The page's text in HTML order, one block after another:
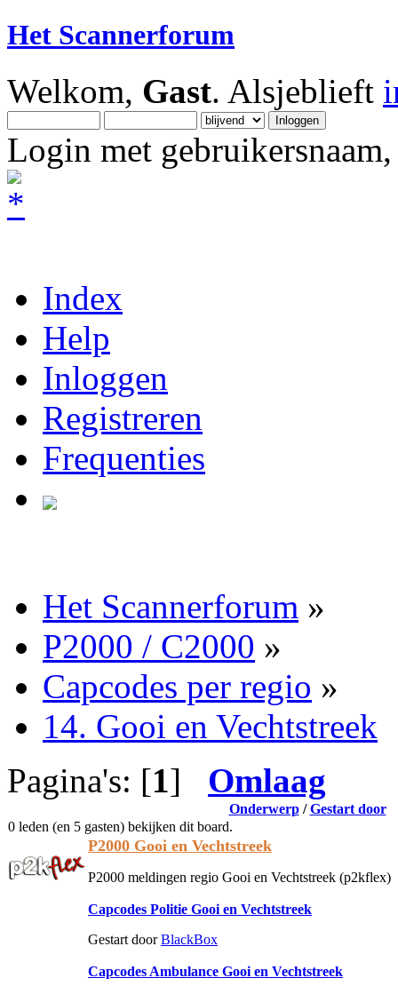
Het Scannerforum
Welkom, Gast. Alsjeblieft
Login met
Index
Help
Inloggen
Registreren
Frequenties
Het Scannerforum »
P2000 / C2000 »
Capcodes per regio »
14. Gooi en Vechtstreek
Pagina's: [1] Omlaag
Onderwerp/Gestart door
0 leden (en 5 gasten) bekijken dit board.
P2000 Gooi en Vechtstreek
P2000 meldingen regio Gooi en Vechtstreek (p2kflex)
Capcodes Politie Gooi en Vechtstreek
Gestart doorBlackBox
Capcodes Ambulance Gooi en Vechtstreek